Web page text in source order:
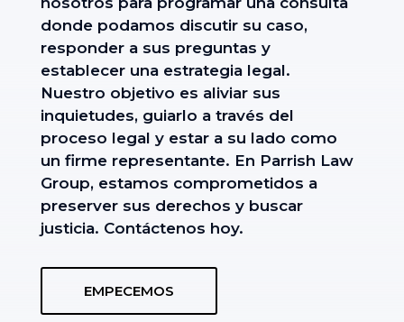
donde podamos discutir su caso,
responder a sus preguntas y
establecer una estrategia legal.
Nuestro objetivo es aliviar sus
inquietudes, guiarlo a través del
proceso legal y estar a su lado como
un firme representante. En Parrish Law
Group, estamos comprometidos a
preserver sus derechos y buscar
justicia. Contáctenos hoy.
EMPECEMOS